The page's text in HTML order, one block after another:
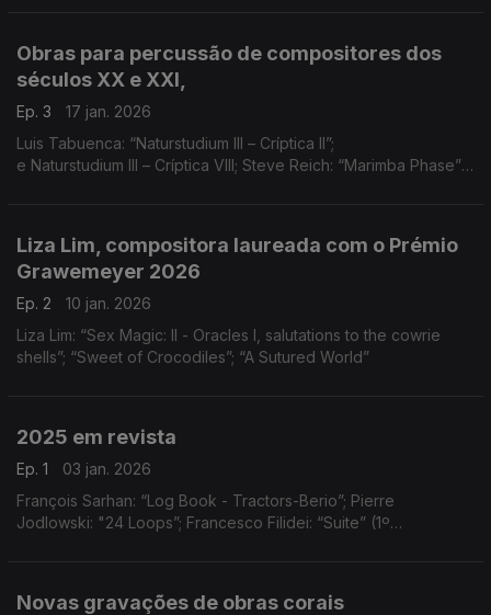
Obras para percussão de compositores dos
séculos XX e XXI,
Ep. 3
17 jan. 2026
Luis Tabuenca: “Naturstudium III – Críptica II”;
e Naturstudium III – Críptica VIII; Steve Reich: “Marimba Phase”;
Liza Lim, compositora laureada com o Prémio
Grawemeyer 2026
Ep. 2
10 jan. 2026
Liza Lim: “Sex Magic: II - Oracles I, salutations to the cowrie
shells”; “Sweet of Crocodiles”; “A Sutured World”
2025 em revista
Ep. 1
03 jan. 2026
François Sarhan: “Log Book - Tractors-Berio”; Pierre
Jodlowski: "24 Loops”; Francesco Filidei: “Suite” (1º
Novas gravações de obras corais